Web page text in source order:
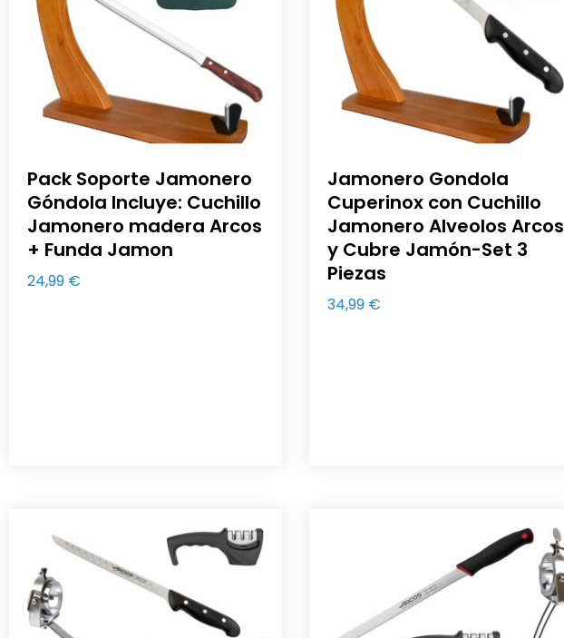
Pack Soporte Jamonero
Góndola Incluye: Cuchillo
Jamonero madera Arcos
+ Funda Jamon
24,99 €
Jamonero Gondola
Cuperinox con Cuchillo
Jamonero Alveolos Arcos
y Cubre Jamón-Set 3
Piezas
34,99 €